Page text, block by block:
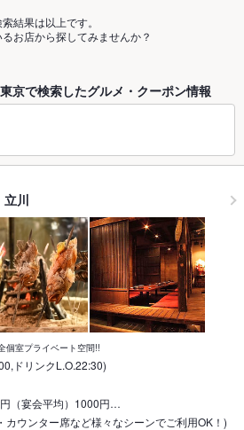
結果は以上です。
お店から探してみませんか？
京で検索したグルメ・クーポン情報
川
個室プライベート空間!!
ドリンクL.O.22:30)
（宴会平均）1000円…
ウンター席など様々なシーンでご利用OK！)